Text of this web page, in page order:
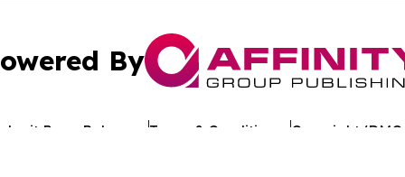
By
Press Release Terms & Conditions Copyright/